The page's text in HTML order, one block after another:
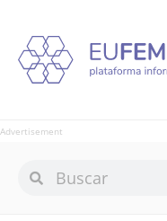
Advertisement